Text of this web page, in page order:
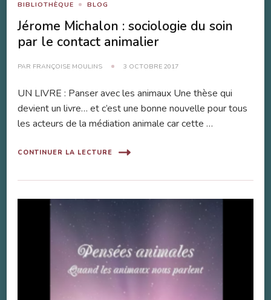
BIBLIOTHÈQUE BLOG
Jérome Michalon : sociologie du soin
par le contact animalier
PAR FRANÇOISE MOULINS 3 OCTOBRE 2017
UN LIVRE : Panser avec les animaux Une thèse qui
devient un livre… et c’est une bonne nouvelle pour tous
les acteurs de la médiation animale car cette …
CONTINUER LA LECTURE